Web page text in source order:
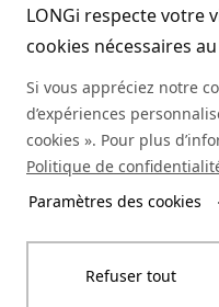
Développement durable
Environnement de travail
Plan du site
Réalisations
Authenticité des modules
Demande
Rechercher un
(+86)
Légal Vie privée
LONGi respecte votre
cookies nécessaires
Si vous appréciez notre
d’expériences
cookies ». Pour plus
Politique de
Paramètres des cookies
Refuser tout